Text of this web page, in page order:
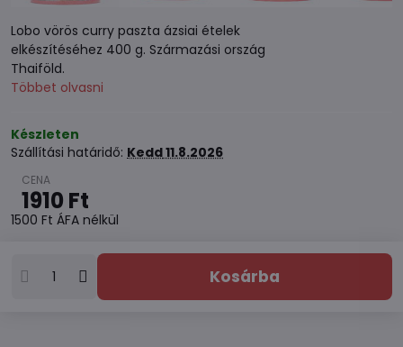
Lobo vörös curry paszta ázsiai ételek
elkészítéséhez 400 g. Származási ország
Thaiföld.
Többet olvasni
Készleten
Szállítási határidő: Kedd11.8.2026
1910 Ft
1500 Ft ÁFA nélkül
Kosárba